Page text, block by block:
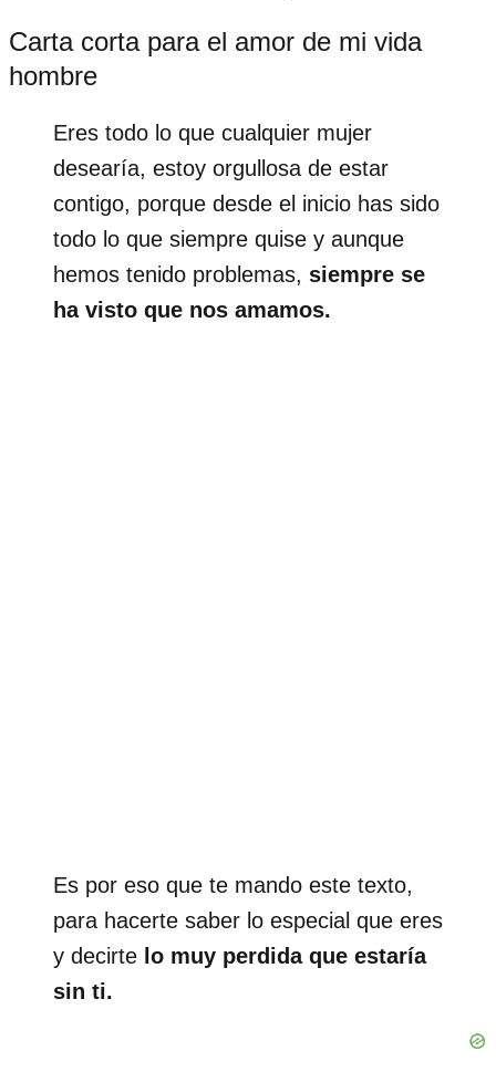
Carta corta para el amor de mi vida
hombre
Eres todo lo que cualquier mujer
desearía, estoy orgullosa de estar
contigo, porque desde el inicio has sido
todo lo que siempre quise y aunque
hemos tenido problemas, siempre se
ha visto que nos amamos.
Es por eso que te mando este texto,
para hacerte saber lo especial que eres
y decirte lo muy perdida que estaría
sin ti.